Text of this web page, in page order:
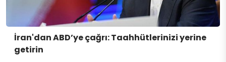
İran'dan ABD’ye çağrı: Taahhütlerinizi yerine
getirin